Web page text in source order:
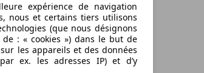
expérience de navigation
nous et certains tiers utilisons
(que nous désignons
: « cookies ») dans le but de
les appareils et des données
ex. les adresses IP) et d’y